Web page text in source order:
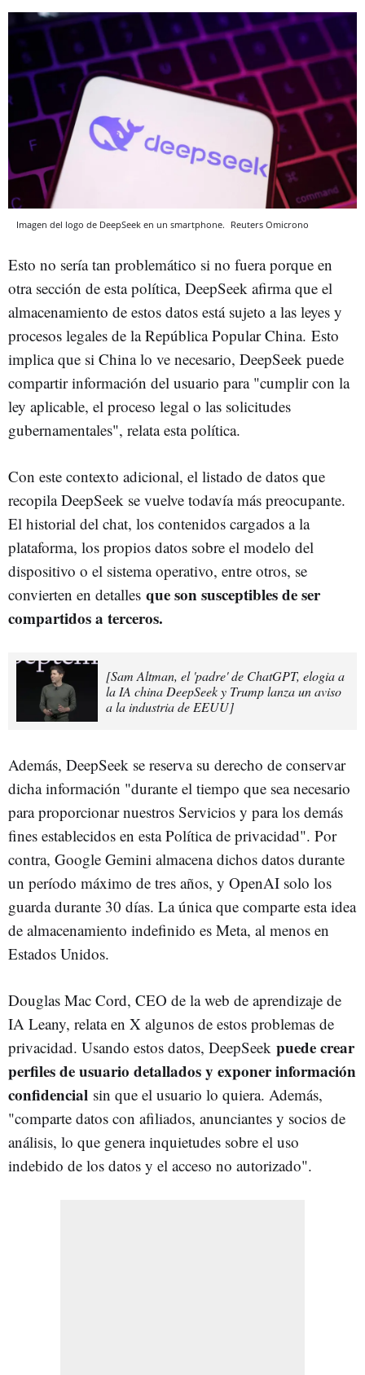
Imagen del logo de DeepSeek en un smartphone. Reuters Omicrono
Esto no sería tan problemático si no fuera porque en
otra sección de esta política, DeepSeek afirma que el
almacenamiento de estos datos está sujeto a las leyes y
procesos legales de la República Popular China. Esto
implica que si China lo ve necesario, DeepSeek puede
compartir información del usuario para "cumplir con la
ley aplicable, el proceso legal o las solicitudes
gubernamentales", relata esta política.
Con este contexto adicional, el listado de datos que
recopila DeepSeek se vuelve todavía más preocupante.
El historial del chat, los contenidos cargados a la
plataforma, los propios datos sobre el modelo del
dispositivo o el sistema operativo, entre otros, se
convierten en detalles que son susceptibles de ser
compartidos a terceros.
[Sam Altman, el 'padre' de ChatGPT, elogia a
la IA china DeepSeek y Trump lanza un aviso
a la industria de EEUU]
Además, DeepSeek se reserva su derecho de conservar
dicha información "durante el tiempo que sea necesario
para proporcionar nuestros Servicios y para los demás
fines establecidos en esta Política de privacidad". Por
contra, Google Gemini almacena dichos datos durante
un período máximo de tres años, y OpenAI solo los
guarda durante 30 días. La única que comparte esta idea
de almacenamiento indefinido es Meta, al menos en
Estados Unidos.
Douglas Mac Cord, CEO de la web de aprendizaje de
IA Leany, relata en X algunos de estos problemas de
privacidad. Usando estos datos, DeepSeek puede crear
perfiles de usuario detallados y exponer información
confidencial sin que el usuario lo quiera. Además,
"comparte datos con afiliados, anunciantes y socios de
análisis, lo que genera inquietudes sobre el uso
indebido de los datos y el acceso no autorizado".